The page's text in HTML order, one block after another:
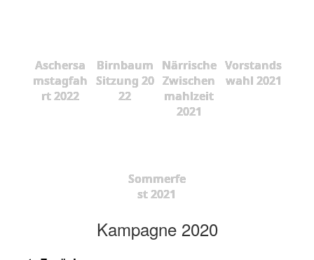
Aschersa
mstagfah
rt 2022
Birnbaum
Sitzung 20
22
Närrische
Zwischen
mahlzeit
2021
Vorstands
wahl 2021
Sommerfe
st 2021
Kampagne 2020